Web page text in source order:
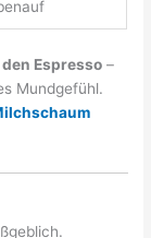
Espresso –
Mundgefühl.